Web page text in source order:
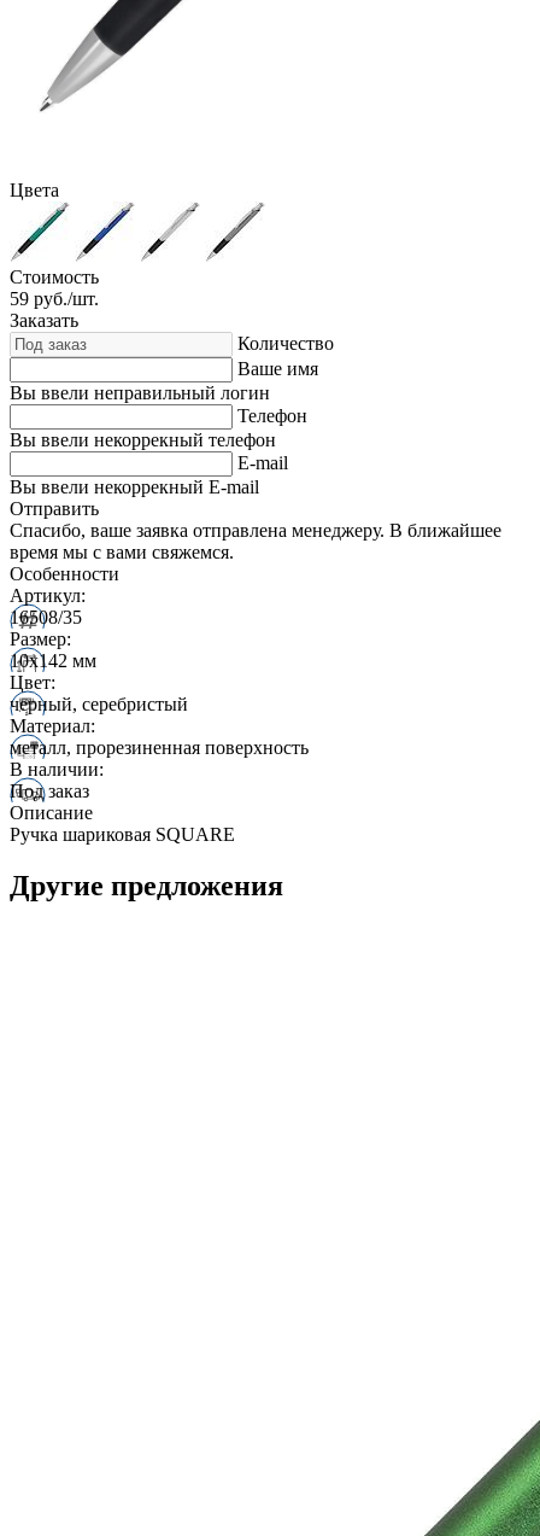
Цвета
Стоимость
59 руб./шт.
Заказать
Количество
Ваше имя
Вы ввели неправильный логин
Телефон
Вы ввели некоррекный телефон
E-mail
Вы ввели некоррекный E-mail
Отправить
Спасибо, ваше заявка отправлена менеджеру. В ближайшее
время мы с вами свяжемся.
Особенности
Артикул:
16508/35
Размер:
10х142 мм
Цвет:
черный, серебристый
Материал:
металл, прорезиненная поверхность
В наличии:
Под заказ
Описание
Ручка шариковая SQUARE
Другие предложения